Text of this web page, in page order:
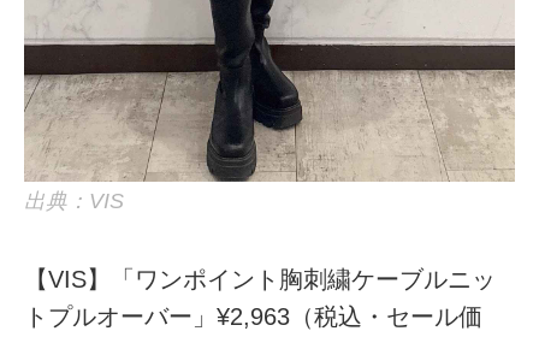
出典：VIS
【VIS】「ワンポイント胸刺繍ケーブルニッ
トプルオーバー」¥2,963（税込・セール価